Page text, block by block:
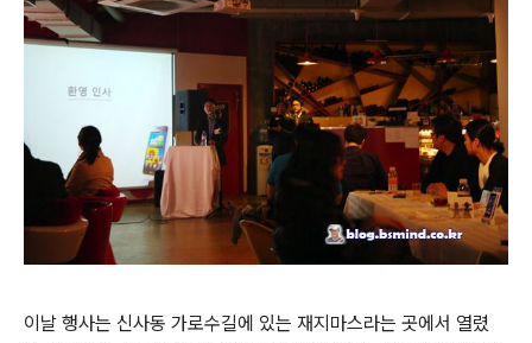
이날 행사는 신사동 가로수길에 있는 재지마스라는 곳에서 열렸